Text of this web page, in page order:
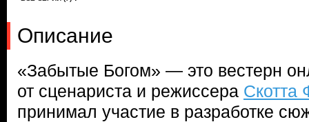
Описание
«Забытые Богом» — это вестерн
от сценариста и режиссера Скотта
принимал участие в разработке